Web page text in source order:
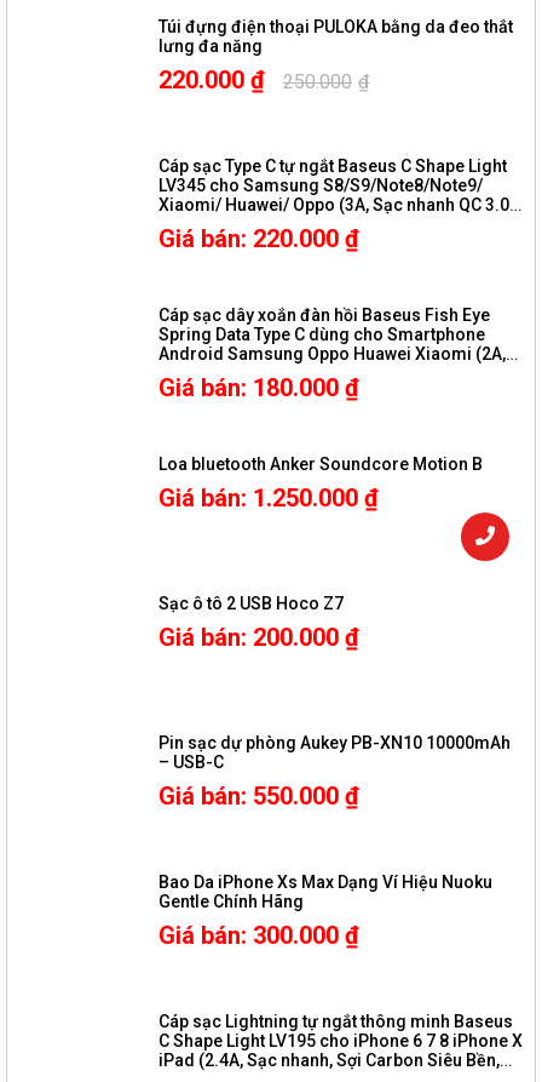
Túi đựng điện thoại PULOKA bằng da đeo thắt
lưng đa năng
220.000 ₫ 250.000 ₫
Cáp sạc Type C tự ngắt Baseus C Shape Light
LV345 cho Samsung S8/S9/Note8/Note9/
Xiaomi/ Huawei/ Oppo (3A, Sạc nhanh QC 3.0,
đổi màu thông minh)
Giá bán: 220.000 ₫
Cáp sạc dây xoắn đàn hồi Baseus Fish Eye
Spring Data Type C dùng cho Smartphone
Android Samsung Oppo Huawei Xiaomi (2A,
Spring Cable )
Giá bán: 180.000 ₫
Loa bluetooth Anker Soundcore Motion B
Giá bán: 1.250.000 ₫
Sạc ô tô 2 USB Hoco Z7
Giá bán: 200.000 ₫
Pin sạc dự phòng Aukey PB-XN10 10000mAh
– USB-C
Giá bán: 550.000 ₫
Bao Da iPhone Xs Max Dạng Ví Hiệu Nuoku
Gentle Chính Hãng
Giá bán: 300.000 ₫
Cáp sạc Lightning tự ngắt thông minh Baseus
C Shape Light LV195 cho iPhone 6 7 8 iPhone X
iPad (2.4A, Sạc nhanh, Sợi Carbon Siêu Bền,